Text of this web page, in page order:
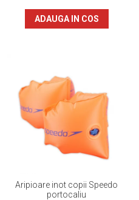
ADAUGA IN COS
Aripioare inot copii Speedo
portocaliu